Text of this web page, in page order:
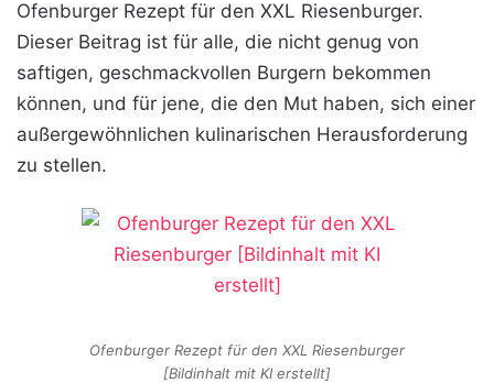
Ofenburger Rezept für den XXL Riesenburger.
Dieser Beitrag ist für alle, die nicht genug von
saftigen, geschmackvollen Burgern bekommen
können, und für jene, die den Mut haben, sich einer
außergewöhnlichen kulinarischen Herausforderung
zu stellen.
Ofenburger Rezept für den XXL Riesenburger
[Bildinhalt mit KI erstellt]